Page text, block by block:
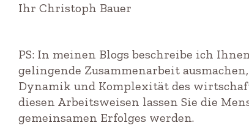
Ihr Christoph Bauer
PS: In meinen Blogs beschreibe ich
gelingende Zusammenarbeit
Dynamik und Komplexität des
diesen Arbeitsweisen lassen Sie die
gemeinsamen Erfolges werden.